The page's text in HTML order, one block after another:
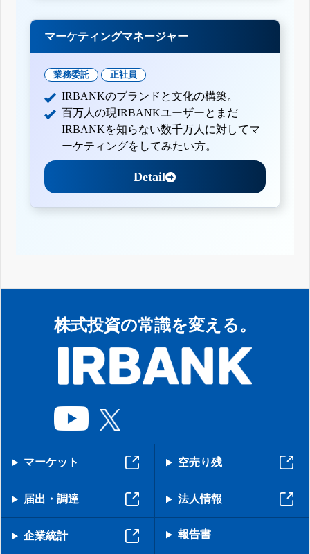
マーケティングマネージャー
業務委託 正社員
IRBANKのブランドと文化の構築。
百万人の現IRBANKユーザーとまだ
IRBANKを知らない数千万人に対してマ
ーケティングをしてみたい方。
Detail
株式投資の常識を変える。
マーケット 空売り残
届出・調達 法人情報
企業統計 報告書